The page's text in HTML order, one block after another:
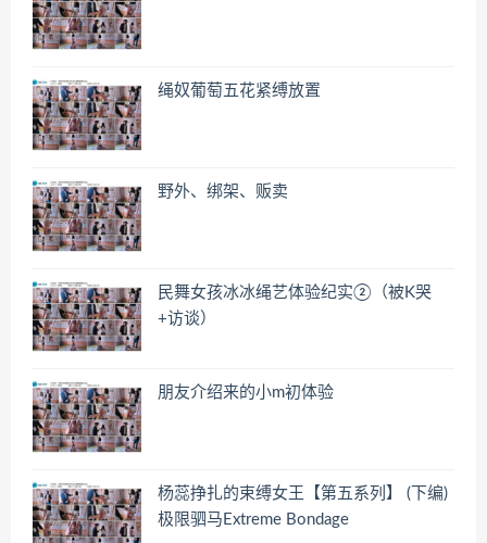
绳奴葡萄五花紧缚放置
野外、绑架、贩卖
民舞女孩冰冰绳艺体验纪实②（被K哭
+访谈）
朋友介绍来的小m初体验
杨蕊挣扎的束缚女王【第五系列】 (下编)
极限驷马Extreme Bondage